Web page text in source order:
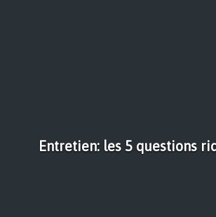
Entretien: les 5 questions